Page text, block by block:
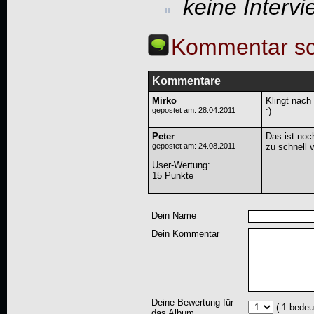
keine
Kommentar
Kommentare
Mirko
gepostet am: 28.04.2011
Klingt
:)
Peter
gepostet am: 24.08.2011
User-Wertung:
15 Punkte
Das ist
zu schnell
Dein Name
Dein Kommentar
Deine Bewertung für
(-1